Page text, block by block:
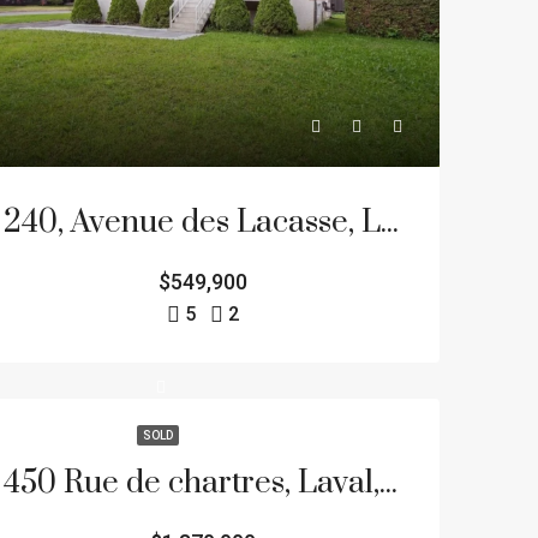
240, Avenue des Lacasse, Laval (Auteuil)
$549,900
5 2
SOLD
450 Rue de chartres, Laval, H7N1V8
7105 RUE ST-HUBERT #304 , MONTRÉAL (ROSEMONT/LA PETITE-PATRIE) (LA PETITE-PATRIE), H2S 2N1
FEATURED
560 Rue de Limoilou, Laval, QC H7G 3X8
FEATURED